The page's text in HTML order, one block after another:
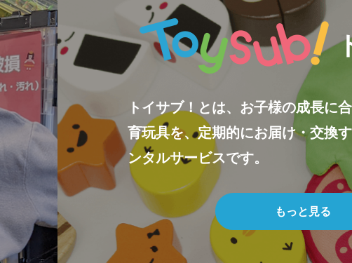
トイサブ！とは、お子様の成長に
育玩具を、定期的にお届け・交換
ンタルサービスです。
もっと見る